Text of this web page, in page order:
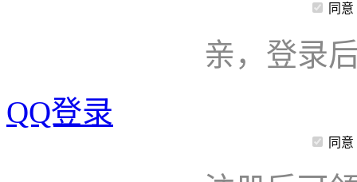
同意
亲，登录
QQ登录
同意